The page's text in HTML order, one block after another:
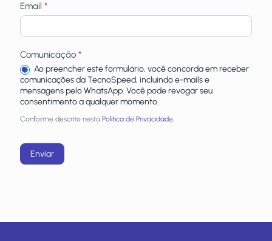
Email *
Comunicação *
Ao preencher este formulário, você concorda em receber
comunicações da TecnoSpeed, incluindo e-mails e
mensagens pelo WhatsApp. Você pode revogar seu
consentimento a qualquer momento.
Conforme descrito nesta Política de Privacidade.
Enviar